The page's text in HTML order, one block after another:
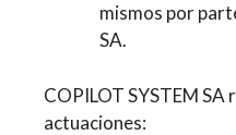
mismos por
SA.
COPILOT SYSTEM
actuaciones: